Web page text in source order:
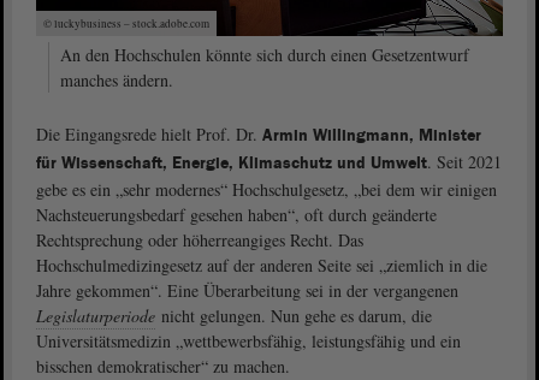
© luckybusiness – stock.adobe.com
An den Hochschulen könnte sich durch einen Gesetzentwurf
manches ändern.
Die Eingangsrede hielt Prof. Dr. Armin Willingmann, Minister
für Wissenschaft, Energie, Klimaschutz und Umwelt. Seit 2021
gebe es ein „sehr modernes“ Hochschulgesetz, „bei dem wir einigen
Nachsteuerungsbedarf gesehen haben“, oft durch geänderte
Rechtsprechung oder höherreangiges Recht. Das
Hochschulmedizingesetz auf der anderen Seite sei „ziemlich in die
Jahre gekommen“. Eine Überarbeitung sei in der vergangenen
Legislaturperiode nicht gelungen. Nun gehe es darum, die
Universitätsmedizin „wettbewerbsfähig, leistungsfähig und ein
bisschen demokratischer“ zu machen.